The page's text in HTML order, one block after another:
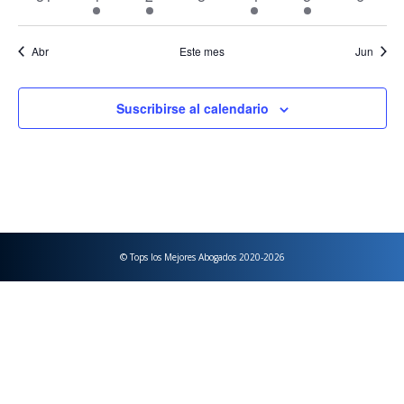
eventos
evento
evento
evento
Abr Este mes Jun
Suscribirse al calendario
© Tops los Mejores Abogados 2020-2026